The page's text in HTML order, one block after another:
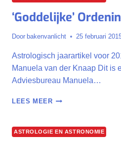
IN
SCHADUW
VAN
AARDE
‘Goddelijke’
Door bakenvanlicht 25 februari
Astrologisch jaarartikel voor
Manuela van der Knaap Dit is
Adviesbureau Manuela…
LEES MEER‘GODDELIJKE’
ASTROLOGIE EN ASTRONOMIE